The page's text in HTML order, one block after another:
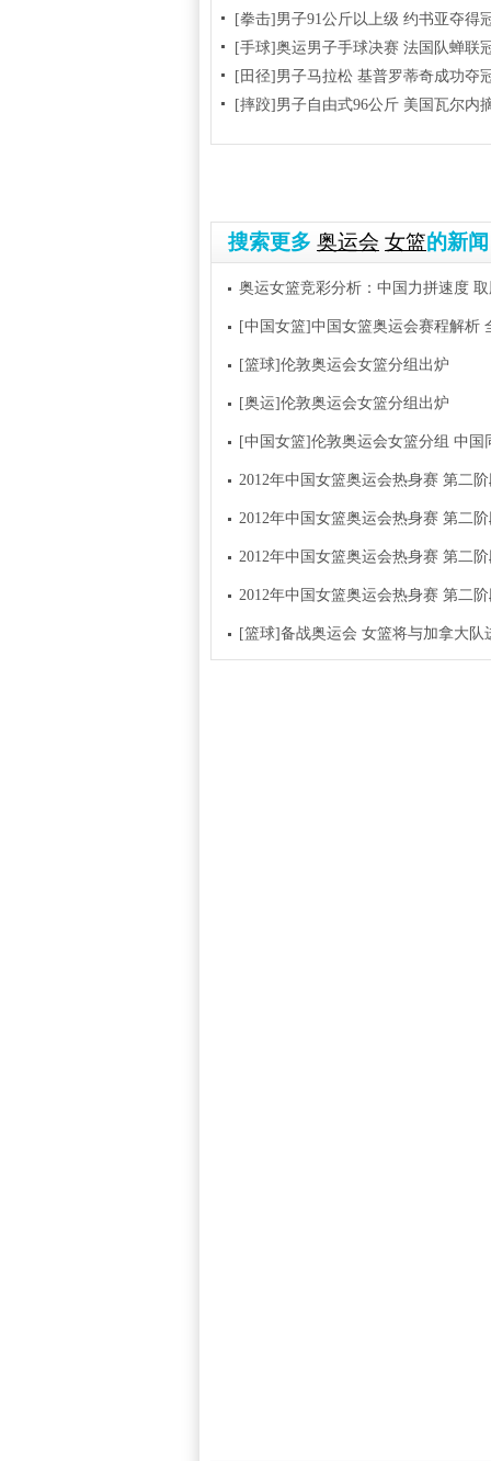
[拳击]男子91公斤以上级 约书亚夺得
[手球]奥运男子手球决赛 法国队蝉联
[田径]男子马拉松 基普罗蒂奇成功夺
[摔跤]男子自由式96公斤 美国瓦尔内
搜索更多 奥运会 女篮的新闻
奥运女篮竞彩分析：中国力拼速度
[中国女篮]中国女篮奥运会赛程解析
[篮球]伦敦奥运会女篮分组出炉
[奥运]伦敦奥运会女篮分组出炉
[中国女篮]伦敦奥运会女篮分组 中国
2012年中国女篮奥运会热身赛 第二
2012年中国女篮奥运会热身赛 第二
2012年中国女篮奥运会热身赛 第二
2012年中国女篮奥运会热身赛 第二
[篮球]备战奥运会 女篮将与加拿大队